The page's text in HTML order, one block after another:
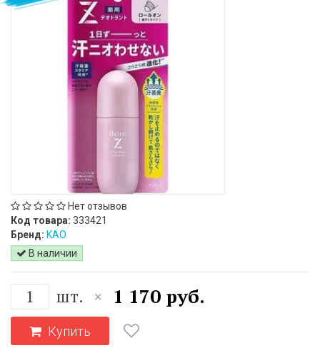
Нет отзывов
Код товара: 333421
Бренд: KAO
В наличии
шт. × 1 170 руб.
Купить